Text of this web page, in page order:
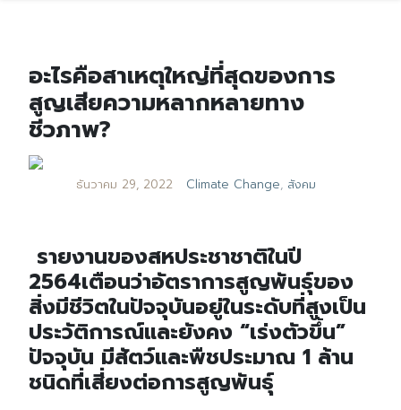
อะไรคือสาเหตุใหญ่ที่สุดของการ
สูญเสียความหลากหลายทาง
ชีวภาพ?
ธันวาคม 29, 2022 Climate Change, สังคม
รายงานของสหประชาชาติในปี
2564เตือนว่าอัตราการสูญพันธุ์ของ
สิ่งมีชีวิตในปัจจุบันอยู่ในระดับที่สูงเป็น
ประวัติการณ์และยังคง “เร่งตัวขึ้น”
ปัจจุบัน มีสัตว์และพืชประมาณ 1 ล้าน
ชนิดที่เสี่ยงต่อการสูญพันธุ์